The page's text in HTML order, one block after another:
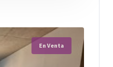
En Venta